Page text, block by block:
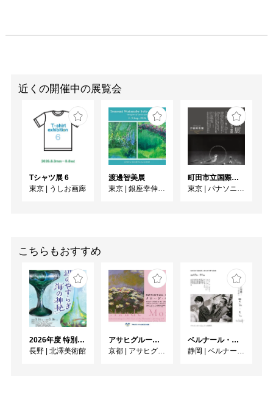
近くの開催中の展覧会
Tシャツ展 6
東京
うしお画廊
渡邊智美展
東京
銀座幸伸ギャラリー
町田市立国際版画美術館所蔵 長谷川潔展 ーパリに生きた銅版画家の軌跡
東京
パナソニック汐留美術館
こちらもおすすめ
2026年度 特別展「ガレとドーム、アール･ヌーヴォーのガラス 水辺のやすらぎ、海の神秘」
長野
北澤美術館
アサヒグループ大山崎山荘美術館 開館30周年記念展「没後100年 クロード・モネ」
京都
アサヒグループ大山崎山荘美術館
ベルナール・ビュフェと写真 ーカメラがとらえたビュフェとその時代、そして21 世紀へ
静岡
ベルナール・ビュフェ美術館